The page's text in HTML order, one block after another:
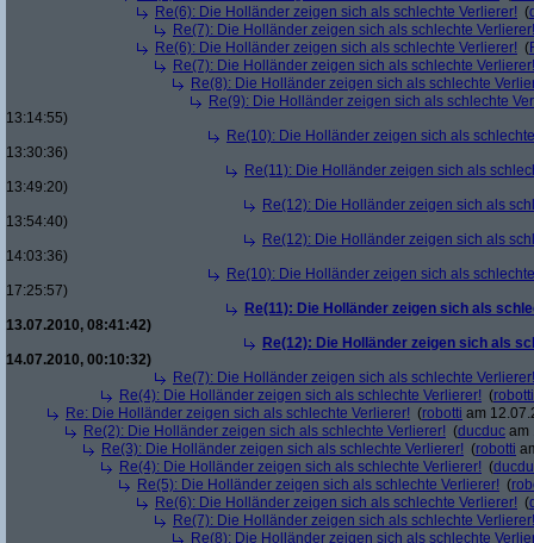
Re(6): Die Holländer zeigen sich als schlechte Verlierer! (
Re(7): Die Holländer zeigen sich als schlechte Verlierer!
Re(6): Die Holländer zeigen sich als schlechte Verlierer! (
Re(7): Die Holländer zeigen sich als schlechte Verlierer!
Re(8): Die Holländer zeigen sich als schlechte
Re(9): Die Holländer zeigen sich als schlechte
13:14:55)
Re(10): Die Holländer zeigen sich als
13:30:36)
Re(11): Die Holländer zeigen sich als
13:49:20)
Re(12): Die Holländer zeigen sich als
13:54:40)
Re(12): Die Holländer zeigen sich als
14:03:36)
Re(10): Die Holländer zeigen sich als
17:25:57)
Re(11): Die Holländer zeigen sich als
13.07.2010, 08:41:42)
Re(12): Die Holländer zeigen sich als
14.07.2010, 00:10:32)
Re(7): Die Holländer zeigen sich als schlechte Verlierer!
Re(4): Die Holländer zeigen sich als schlechte Verlierer! (robotti
Re: Die Holländer zeigen sich als schlechte Verlierer! (robotti am
Re(2): Die Holländer zeigen sich als schlechte Verlierer! (ducduc am
Re(3): Die Holländer zeigen sich als schlechte Verlierer! (robotti
Re(4): Die Holländer zeigen sich als schlechte Verlierer! (
Re(5): Die Holländer zeigen sich als schlechte Verlierer! (
Re(6): Die Holländer zeigen sich als schlechte Verlierer! (
Re(7): Die Holländer zeigen sich als schlechte Verlierer!
Re(8): Die Holländer zeigen sich als schlechte